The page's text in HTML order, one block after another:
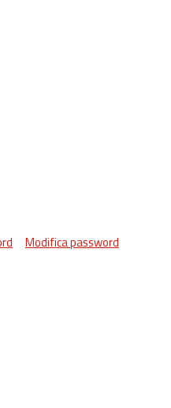
Modifica password